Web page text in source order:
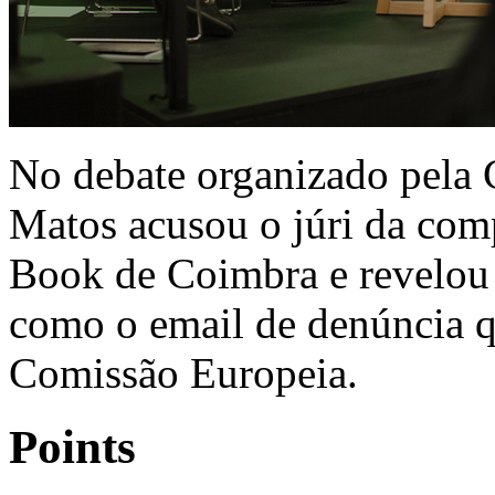
No debate organizado
Matos acusou o júri da
Book de Coimbra e
como o email de denúncia
Comissão Europeia.
Points